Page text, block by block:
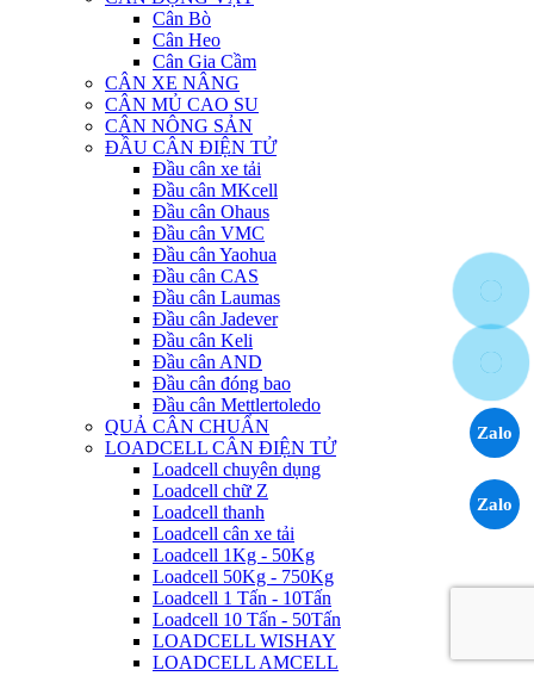
Cân Bò
Cân Heo
Cân Gia Cầm
CÂN XE NÂNG
CÂN MỦ CAO SU
CÂN NÔNG SẢN
ĐẦU CÂN ĐIỆN TỬ
Đầu cân xe tải
Đầu cân MKcell
Đầu cân Ohaus
Đầu cân VMC
Đầu cân Yaohua
Đầu cân CAS
Đầu cân Laumas
Đầu cân Jadever
Đầu cân Keli
Đầu cân AND
Đầu cân đóng bao
Đầu cân Mettlertoledo
QUẢ CÂN CHUẨN
LOADCELL CÂN ĐIỆN TỬ
Loadcell chuyên dụng
Loadcell chữ Z
Loadcell thanh
Loadcell cân xe tải
Loadcell 1Kg - 50Kg
Loadcell 50Kg - 750Kg
Loadcell 1 Tấn - 10Tấn
Loadcell 10 Tấn - 50Tấn
LOADCELL WISHAY
LOADCELL AMCELL
Zalo
Zalo